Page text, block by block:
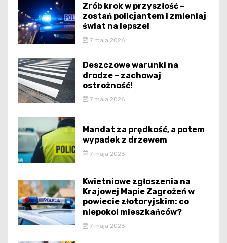
Zrób krok w przyszłość –
zostań policjantem i zmieniaj
świat na lepsze!
7 maja 2026
Deszczowe warunki na
drodze – zachowaj
ostrożność!
7 maja 2026
Mandat za prędkość, a potem
wypadek z drzewem
7 maja 2026
Kwietniowe zgłoszenia na
Krajowej Mapie Zagrożeń w
powiecie złotoryjskim: co
niepokoi mieszkańców?
7 maja 2026